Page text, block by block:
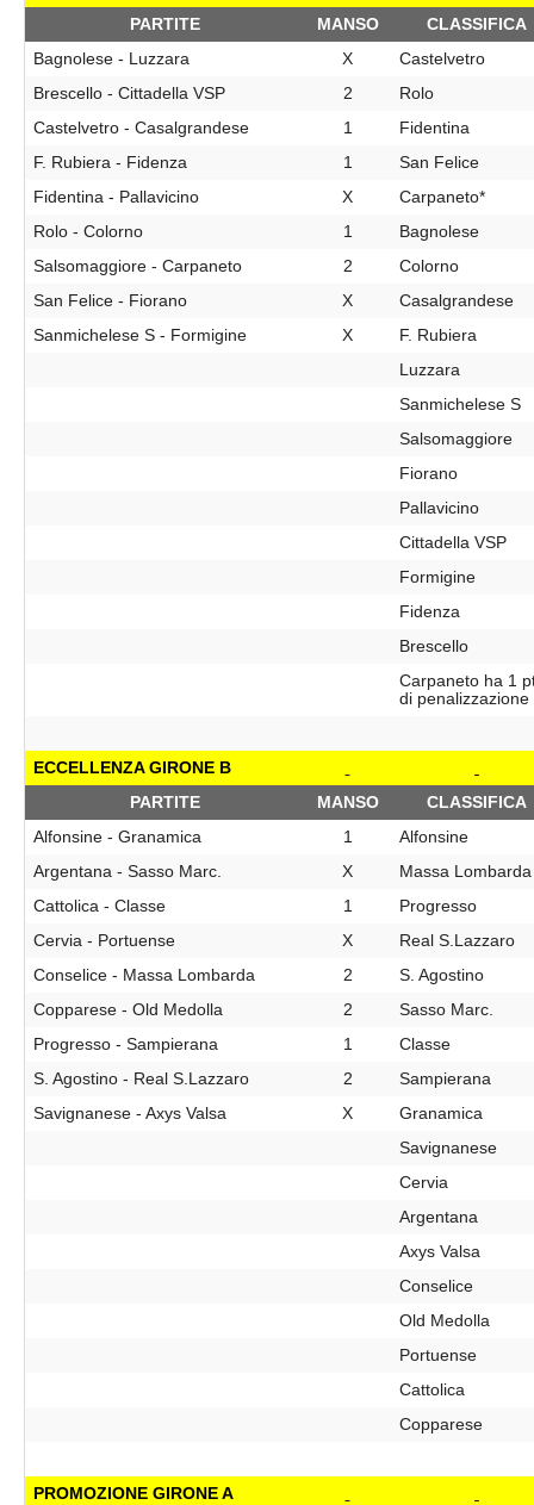
PARTITE MANSO
CLASSIFICA
Bagnolese - Luzzara
X
Castelvetro
Brescello - Cittadella VSP
2
Rolo
Castelvetro - Casalgrandese
1
Fidentina
F. Rubiera - Fidenza
1
San Felice
Fidentina - Pallavicino
X
Carpaneto*
Rolo - Colorno
1
Bagnolese
Salsomaggiore - Carpaneto
2
Colorno
San Felice - Fiorano
X
Casalgrandese
Sanmichelese S - Formigine
X
F. Rubiera
Luzzara
Sanmichelese S
Salsomaggiore
Fiorano
Pallavicino
Cittadella VSP
Formigine
Fidenza
Brescello
Carpaneto ha 1
di penalizzazione
ECCELLENZA GIRONE B
PARTITE
MANSO
CLASSIFICA
Alfonsine - Granamica
1
Alfonsine
Argentana - Sasso Marc.
X
Massa Lombarda
Cattolica - Classe
1
Progresso
Cervia - Portuense
X
Real S.Lazzaro
Conselice - Massa Lombarda
2
S. Agostino
Copparese - Old Medolla
2
Sasso Marc.
Progresso - Sampierana
1
Classe
S. Agostino - Real S.Lazzaro
2
Sampierana
Savignanese - Axys Valsa
X
Granamica
Savignanese
Cervia
Argentana
Axys Valsa
Conselice
Old Medolla
Portuense
Cattolica
Copparese
PROMOZIONE GIRONE A